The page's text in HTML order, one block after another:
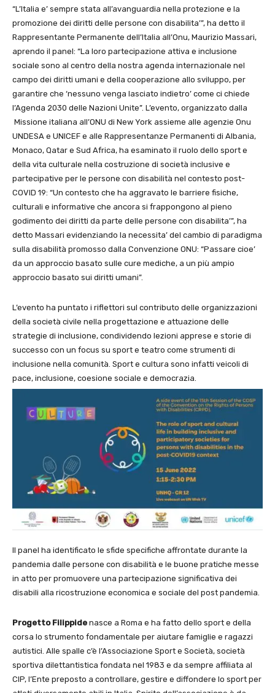
“L’Italia e’ sempre stata all’avanguardia nella protezione e la
promozione dei diritti delle persone con disabilita’”, ha detto il
Rappresentante Permanente dell’Italia all’Onu, Maurizio Massari,
aprendo il panel: “La loro partecipazione attiva e inclusione
sociale sono al centro della nostra agenda internazionale nel
campo dei diritti umani e della cooperazione allo sviluppo, per
garantire che ‘nessuno venga lasciato indietro’ come ci chiede
l’Agenda 2030 delle Nazioni Unite”. L’evento, organizzato dalla
Missione italiana all’ONU di New York assieme alle agenzie Onu
UNDESA e UNICEF e alle Rappresentanze Permanenti di Albania,
Monaco, Qatar e Sud Africa, ha esaminato il ruolo dello sport e
della vita culturale nella costruzione di società inclusive e
partecipative per le persone con disabilità nel contesto post-
COVID 19: “Un contesto che ha aggravato le barriere fisiche,
culturali e informative che ancora si frappongono al pieno
godimento dei diritti da parte delle persone con disabilita’”, ha
detto Massari evidenziando la necessita’ del cambio di paradigma
sulla disabilità promosso dalla Convenzione ONU: “Passare cioe’
da un approccio basato sulle cure mediche, a un più ampio
approccio basato sui diritti umani”.
L’evento ha puntato i riflettori sul contributo delle organizzazioni
della società civile nella progettazione e attuazione delle
strategie di inclusione, condividendo lezioni apprese e storie di
successo con un focus su sport e teatro come strumenti di
inclusione nella comunità. Sport e cultura sono infatti veicoli di
pace, inclusione, coesione sociale e democrazia.
Il panel ha identificato le sfide specifiche affrontate durante la
pandemia dalle persone con disabilità e le buone pratiche messe
in atto per promuovere una partecipazione significativa dei
disabili alla ricostruzione economica e sociale del post pandemia.
Progetto Filippide nasce a Roma e ha fatto dello sport e della
corsa lo strumento fondamentale per aiutare famiglie e ragazzi
autistici. Alle spalle c’è l’Associazione Sport e Società, società
sportiva dilettantistica fondata nel 1983 e da sempre affiliata al
CIP, l’Ente preposto a controllare, gestire e diffondere lo sport per